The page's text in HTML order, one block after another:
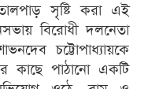
সৃষ্টি করা এই
বিরোধী দলনেতা
চট্টোপাধ্যায়কে
কাছে পাঠানো একটি